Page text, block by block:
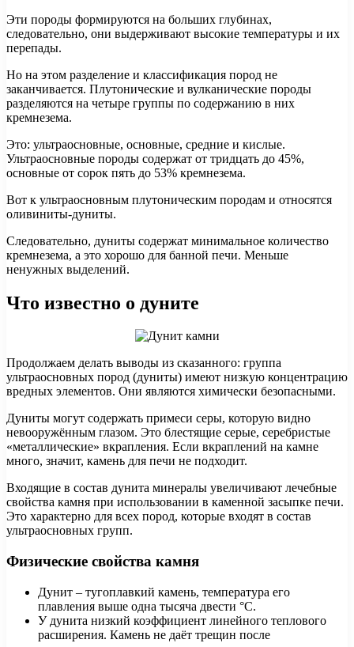
Эти породы формируются на больших глубинах,
следовательно, они выдерживают высокие температуры и их
перепады.
Но на этом разделение и классификация пород не
заканчивается. Плутонические и вулканические породы
разделяются на четыре группы по содержанию в них
кремнезема.
Это: ультраосновные, основные, средние и кислые.
Ультраосновные породы содержат от тридцать до 45%,
основные от сорок пять до 53% кремнезема.
Вот к ультраосновным плутоническим породам и относятся
оливиниты-дуниты.
Следовательно, дуниты содержат минимальное количество
кремнезема, а это хорошо для банной печи. Меньше
ненужных выделений.
Что известно о дуните
Продолжаем делать выводы из сказанного: группа
ультраосновных пород (дуниты) имеют низкую концентрацию
вредных элементов. Они являются химически безопасными.
Дуниты могут содержать примеси серы, которую видно
невооружённым глазом. Это блестящие серые, серебристые
«металлические» вкрапления. Если вкраплений на камне
много, значит, камень для печи не подходит.
Входящие в состав дунита минералы увеличивают лечебные
свойства камня при использовании в каменной засыпке печи.
Это характерно для всех пород, которые входят в состав
ультраосновных групп.
Физические свойства камня
Дунит – тугоплавкий камень, температура его
плавления выше одна тысяча двести °С.
У дунита низкий коэффициент линейного теплового
расширения. Камень не даёт трещин после